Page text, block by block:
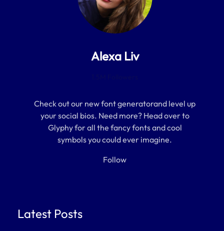
Alexa Liv
Check out our new font generatorand level up
your social bios. Need more? Head over to
Glyphy for all the fancy fonts and cool
symbols you could ever imagine.
Follow
Latest Posts